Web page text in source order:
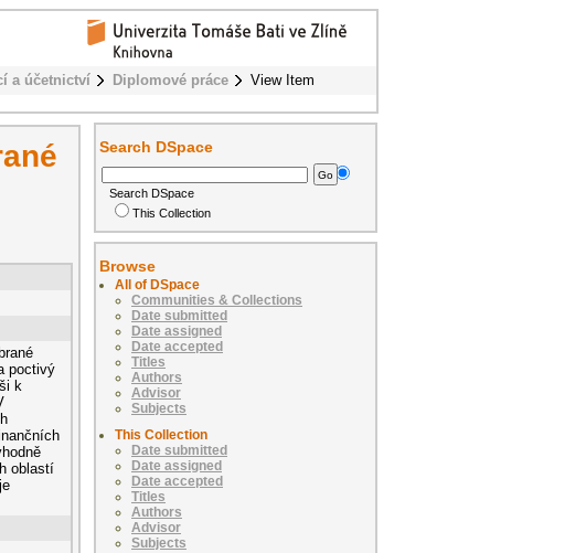
a účetnictví Diplomové práce View Item
poctivý
k
oblastí
Search DSpace
Search DSpace
This Collection
Browse
All of DSpace
Communities & Collections
Date submitted
Date assigned
Date accepted
Titles
Authors
Advisor
Subjects
This Collection
Date submitted
Date assigned
Date accepted
Titles
Authors
Advisor
Subjects